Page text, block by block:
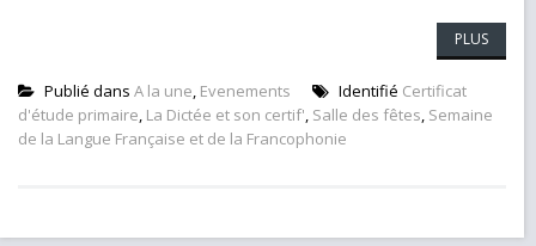
PLUS
Publié dans A la une, Evenements Identifié Certificat
d'étude primaire, La Dictée et son certif', Salle des fêtes, Semaine
de la Langue Française et de la Francophonie